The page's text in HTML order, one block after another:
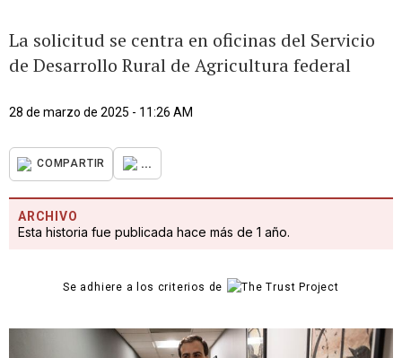
La solicitud se centra en oficinas del Servicio
de Desarrollo Rural de Agricultura federal
28 de marzo de 2025 - 11:26 AM
COMPARTIR ...
ARCHIVO
Esta historia fue publicada hace más de 1 año.
Se adhiere a los criterios de